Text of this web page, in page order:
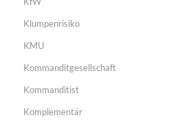
Klumpenrisiko
KMU
Kommanditgesellschaft
Kommanditist
Komplementär